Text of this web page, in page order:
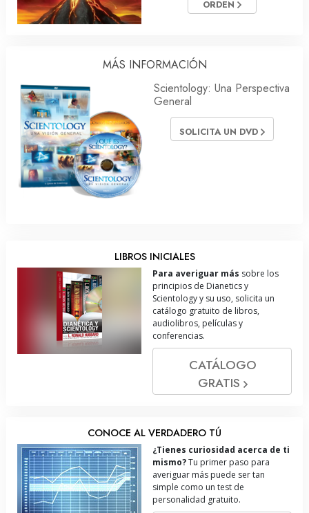
ORDEN
MÁS INFORMACIÓN
Scientology: Una Perspectiva
General
SOLICITA UN DVD
LIBROS INICIALES
Para averiguar más sobre los
principios de Dianetics y
Scientology y su uso, solicita un
catálogo gratuito de libros,
audiolibros, películas y
conferencias.
CATÁLOGO
GRATIS
CONOCE AL VERDADERO TÚ
¿Tienes curiosidad acerca de ti
mismo?Tu primer paso para
averiguar más puede ser tan
simple como un test de
personalidad gratuito.